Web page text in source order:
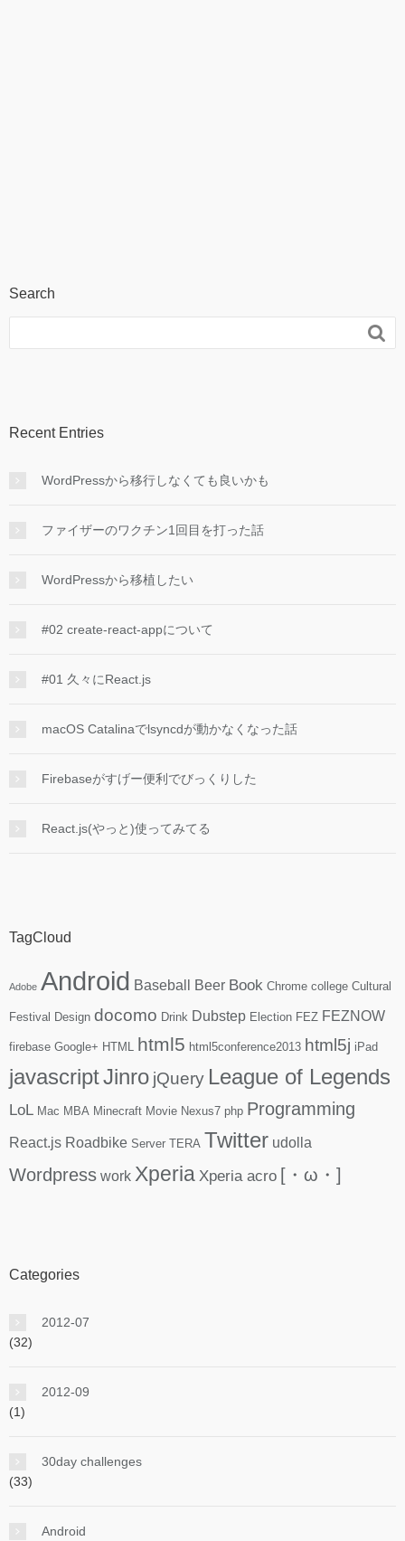
Search

Recent Entries
WordPressから移行しなくても良いかも
ファイザーのワクチン1回目を打った話
WordPressから移植したい
#02 create-react-appについて
#01 久々にReact.js
macOS Catalinaでlsyncdが動かなくなった話
Firebaseがすげー便利でびっくりした
React.js(やっと)使ってみてる
TagCloud
Adobe Android Baseball Beer Book Chrome college Cultural
Festival Design docomo Drink Dubstep Election FEZ FEZNOW
firebase Google+ HTML html5 html5conference2013 html5j iPad
javascriptJinro jQuery League of Legends
LoL Mac MBA Minecraft Movie Nexus7 php Programming
React.js Roadbike Server TERA Twitter udolla
Wordpress work Xperia Xperia acro [・ω・]
Categories
2012-07
(32)
2012-09
(1)
30day challenges
(33)
Android